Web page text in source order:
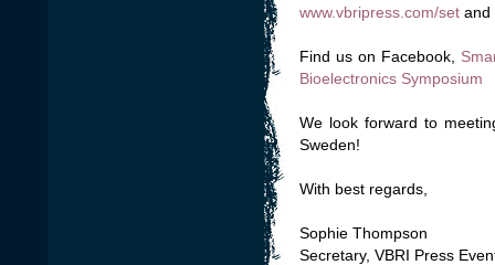
www.vbripress.com/setand
Find us on Facebook,
Bioelectronics Symposium
We look forward to
Sweden!
With best regards,
Sophie Thompson
Secretary, VBRI Press